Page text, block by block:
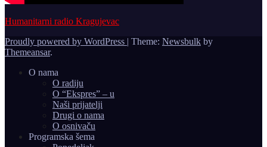
Humanitarni radio Kragujevac
Proudly powered by WordPress | Theme: Newsbulk by
Themeansar.
O nama
O radiju
O “Ekspres” – u
Naši prijatelji
Drugi o nama
O osnivaču
Programska šema